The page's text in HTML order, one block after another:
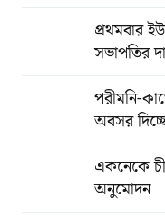
প্রথমবার
সভাপতির
পরীমনি-
অবসর
একনেকে
অনুমোদন